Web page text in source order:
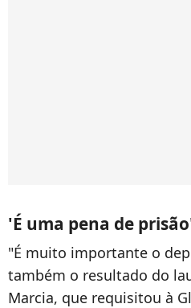
'É uma pena de
"É muito importante o
também o resultado do
Marcia, que requisitou à